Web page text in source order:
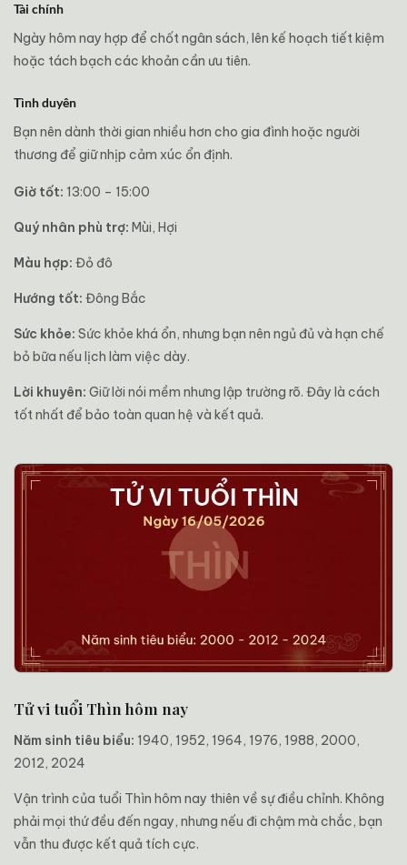
Tài chính
Ngày hôm nay hợp để chốt ngân sách, lên kế hoạch tiết kiệm
hoặc tách bạch các khoản cần ưu tiên.
Tình duyên
Bạn nên dành thời gian nhiều hơn cho gia đình hoặc người
thương để giữ nhịp cảm xúc ổn định.
Giờ tốt: 13:00 – 15:00
Quý nhân phù trợ: Mùi, Hợi
Màu hợp: Đỏ đô
Hướng tốt: Đông Bắc
Sức khỏe: Sức khỏe khá ổn, nhưng bạn nên ngủ đủ và hạn chế
bỏ bữa nếu lịch làm việc dày.
Lời khuyên: Giữ lời nói mềm nhưng lập trường rõ. Đây là cách
tốt nhất để bảo toàn quan hệ và kết quả.
Tử vi tuổi Thìn hôm nay
Năm sinh tiêu biểu: 1940, 1952, 1964, 1976, 1988, 2000,
2012, 2024
Vận trình của tuổi Thìn hôm nay thiên về sự điều chỉnh. Không
phải mọi thứ đều đến ngay, nhưng nếu đi chậm mà chắc, bạn
vẫn thu được kết quả tích cực.